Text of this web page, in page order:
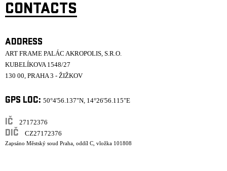
CONTACTS
ADDRESS
ART FRAME PALÁC AKROPOLIS, S.R.O.
KUBELÍKOVA 1548/27
130 00, PRAHA 3 - ŽIŽKOV
GPS LOC: 50°4'56.137"N, 14°26'56.115"E
IČ 27172376
DIČ CZ27172376
Zapsáno Městský soud Praha, oddíl C, vložka 101808